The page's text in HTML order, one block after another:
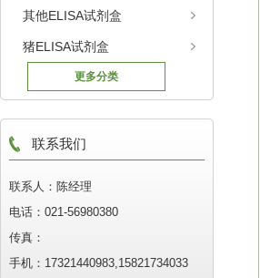
其他ELISA试剂盒
猪ELISA试剂盒
更多分类
联系我们
联系人：陈经理
电话：021-56980380
传真：
手机：17321440983,15821734033